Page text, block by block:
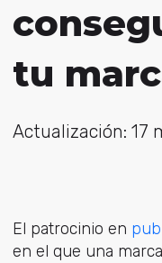
tu
Actualización: 17
El patrocinio en
en el que una